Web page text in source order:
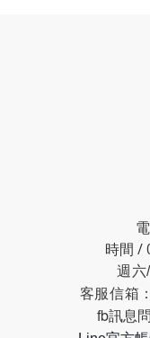
時間 /
週六
客服信箱：
fb訊息